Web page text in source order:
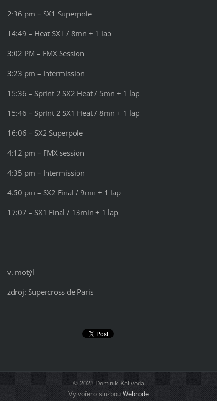
2:36 pm – SX1 Superpole
14:49 – Heat SX1 / 8mn + 1 lap
3:02 PM – FMX Session
3:23 pm – Intermission
15:36 – Sprint 2 SX2 Heat / 5mn + 1 lap
15:46 – Sprint 2 SX1 Heat / 8mn + 1 lap
16:06 – SX2 Superpole
4:12 pm – FMX session
4:35 pm – Intermission
4:50 pm – SX2 Final / 9mn + 1 lap
17:07 – SX1 Final / 13min + 1 lap
v. motýl
zdroj: Supercross de Paris
© 2023 Dominik Kalivoda
Vytvořeno službouWebnode